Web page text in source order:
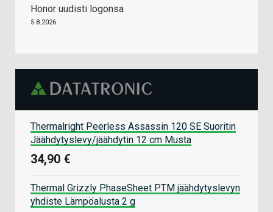
Honor uudisti logonsa
5.8.2026
Thermalright Peerless Assassin 120 SE Suoritin
Jäähdytyslevy/jäähdytin 12 cm Musta
34,90 €
Thermal Grizzly PhaseSheet PTM jäähdytyslevyn
yhdiste Lämpöalusta 2 g